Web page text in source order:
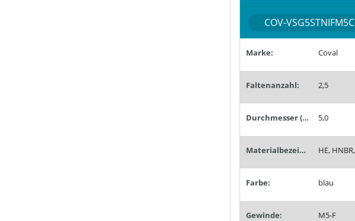
COV-VSG5STNIFM5C
Marke: Coval
Faltenanzahl: 2,5
Durchmesser (mm): 5,0
Materialbezeichnung:
Farbe: blau
Gewinde: M5-F